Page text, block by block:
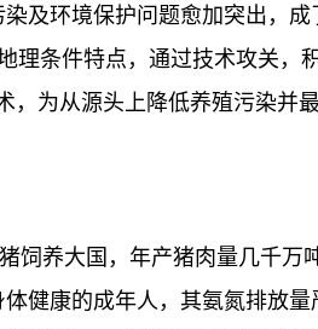
及环境保护问题愈加突出，成
理条件特点，通过技术攻关，
，为从源头上降低养殖污染并
饲养大国，年产猪肉量几千万吨
健康的成年人，其氨氮排放量